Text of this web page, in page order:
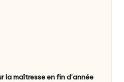
la maîtresse en fin d’année